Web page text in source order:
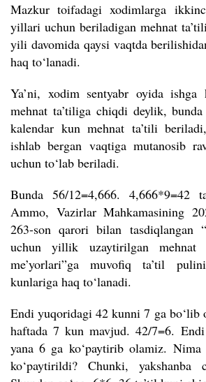
Mazkur toifadagi xodimlarga
yillari uchun beriladigan mehnat
yili davomida qaysi vaqtda
haq to‘lanadi.
Ya’ni, xodim sentyabr oyida
mehnat ta’tiliga chiqdi deylik,
kalendar kun mehnat ta’tili
ishlab bergan vaqtiga mutanosib
uchun to‘lab beriladi.
Bunda 56/12=4,666. 4,666*9=42
Ammo, Vazirlar Mahkamasining
263-son qarori bilan tasdiqlangan
uchun yillik uzaytirilgan mehnat
me’yorlari”ga muvofiq ta’til
kunlariga haq to‘lanadi.
Endi yuqoridagi 42 kunni 7 ga
haftada 7 kun mavjud. 42/7=6.
yana 6 ga ko‘paytirib olamiz.Nima
ko‘paytirildi? Chunki, yakshanba